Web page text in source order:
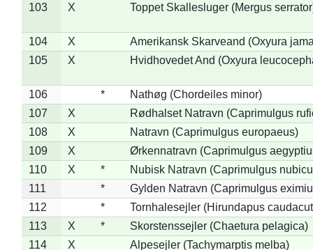
103
X Toppet Skallesluger (Mergus
104 X
Amerikansk Skarveand (Oxyura
105
X Hvidhovedet And (Oxyura
106 *
Nathøg (Chordeiles minor)
107
X
Rødhalset Natravn (Caprimulgus
108
X
Natravn (Caprimulgus europaeus)
109
X
Ørkennatravn (Caprimulgus
110
X *
Nubisk Natravn (Caprimulgus
111
*
Gylden Natravn (Caprimulgus
112
*
Tornhalesejler (Hirundapus
113
X *
Skorstenssejler (Chaetura pelagica)
114
X
Alpesejler (Tachymarptis melba)